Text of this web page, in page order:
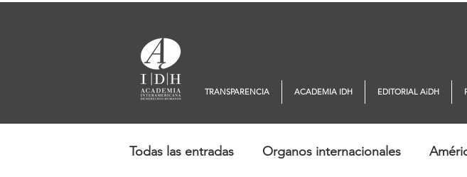
Todas las entradas Organos internacionales
TRANSPARENCIA ACADEMIA IDH EDITORIAL AiDH